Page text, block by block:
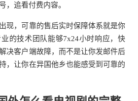
，追看付费内容。
现，可靠的售后实时保障体系就是你
的技术团队能够7x24小时响应，快
决客户端故障，而不是让你发邮件后
，让你在异国他乡也能感受到可靠的